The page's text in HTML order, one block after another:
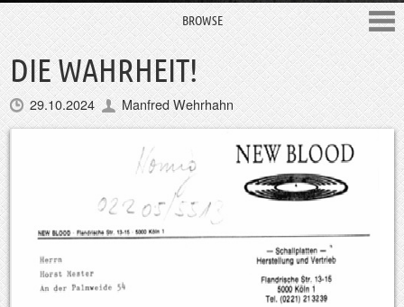
BROWSE
DIE WAHRHEIT!
29.10.2024 Manfred Wehrhahn